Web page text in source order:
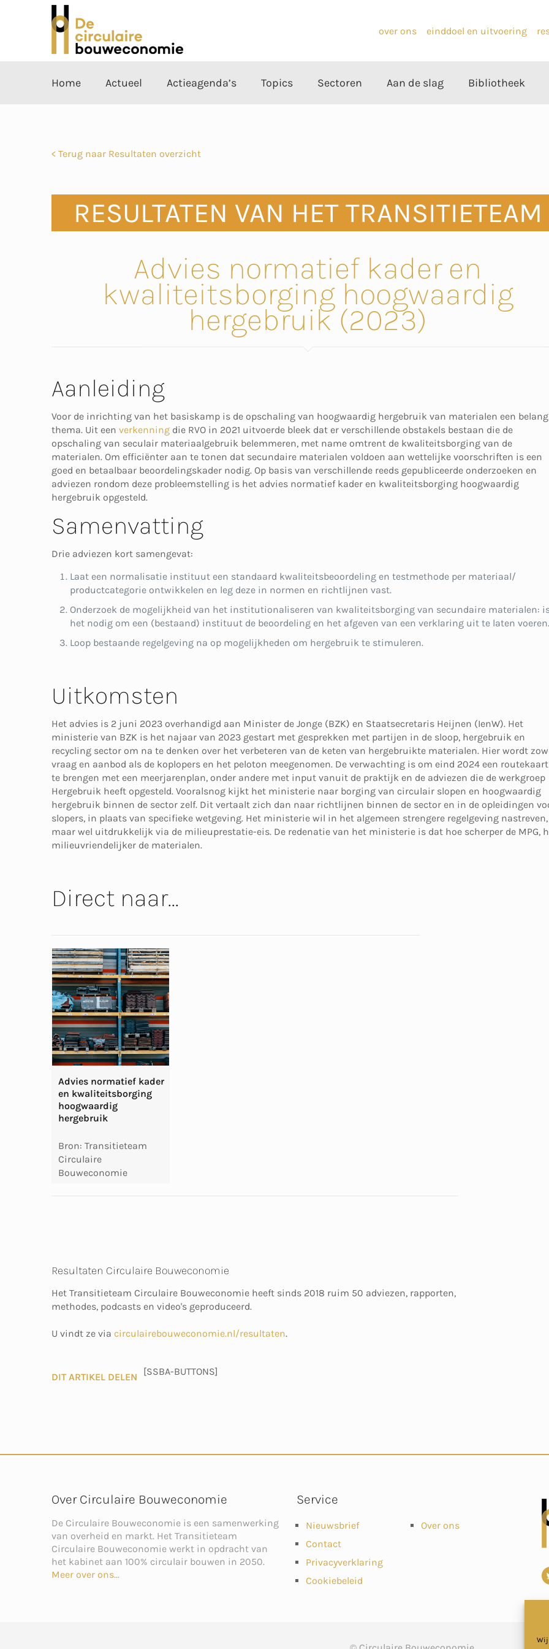
Wij
over ons einddoel en uitvoering
Home Actueel Actieagenda’s Topics Sectoren Aan de slag Bibliotheek
< Terug naar Resultaten overzicht
RESULTATEN VAN HET TRANSITIETEAM
Advies normatief kader en
kwaliteitsborging hoogwaardig
hergebruik (2023)
Aanleiding
Voor de inrichting van het basiskamp is de opschaling van hoogwaardig hergebruik van materialen een
thema. Uit een verkenning die RVO in 2021 uitvoerde bleek dat er verschillende obstakels bestaan die de
opschaling van seculair materiaalgebruik belemmeren, met name omtrent de kwaliteitsborging van de
materialen. Om efficiënter aan te tonen dat secundaire materialen voldoen aan wettelijke voorschriften is een
goed en betaalbaar beoordelingskader nodig. Op basis van verschillende reeds gepubliceerde onderzoeken en
adviezen rondom deze probleemstelling is het advies normatief kader en kwaliteitsborging hoogwaardig
hergebruik opgesteld.
Samenvatting
Drie adviezen kort samengevat:
Laat een normalisatie instituut een standaard kwaliteitsbeoordeling en testmethode per materiaal/
productcategorie ontwikkelen en leg deze in normen en richtlijnen vast.
Onderzoek de mogelijkheid van het institutionaliseren van kwaliteitsborging van secundaire materialen:
het nodig om een (bestaand) instituut de beoordeling en het afgeven van een verklaring uit te laten voeren.
Loop bestaande regelgeving na op mogelijkheden om hergebruik te stimuleren.
Uitkomsten
Het advies is 2 juni 2023 overhandigd aan Minister de Jonge (BZK) en Staatsecretaris Heijnen (IenW). Het
ministerie van BZK is het najaar van 2023 gestart met gesprekken met partijen in de sloop, hergebruik en
recycling sector om na te denken over het verbeteren van de keten van hergebruikte materialen. Hier wordt
vraag en aanbod als de koplopers en het peloton meegenomen. De verwachting is om eind 2024 een
te brengen met een meerjarenplan, onder andere met input vanuit de praktijk en de adviezen die de werkgroep
Hergebruik heeft opgesteld. Vooralsnog kijkt het ministerie naar borging van circulair slopen en hoogwaardig
hergebruik binnen de sector zelf. Dit vertaalt zich dan naar richtlijnen binnen de sector en in de opleidingen
slopers, in plaats van specifieke wetgeving. Het ministerie wil in het algemeen strengere regelgeving nastreven,
maar wel uitdrukkelijk via de milieuprestatie-eis. De redenatie van het ministerie is dat hoe scherper de MPG,
milieuvriendelijker de materialen.
Direct naar...
Advies normatief kader
en kwaliteitsborging
hoogwaardig
hergebruik
Bron: Transitieteam
Circulaire
Bouweconomie
Resultaten Circulaire Bouweconomie
Het Transitieteam Circulaire Bouweconomie heeft sinds 2018 ruim 50 adviezen, rapporten,
methodes, podcasts en video's geproduceerd.
U vindt ze via circulairebouweconomie.nl/resultaten.
DIT ARTIKEL DELEN [SSBA-BUTTONS]
Over Circulaire Bouweconomie
De Circulaire Bouweconomie is een samenwerking
van overheid en markt. Het Transitieteam
Circulaire Bouweconomie werkt in opdracht van
het kabinet aan 100% circulair bouwen in 2050.
Meer over ons...
Service
Nieuwsbrief
Contact
Privacyverklaring
Cookiebeleid
Over ons